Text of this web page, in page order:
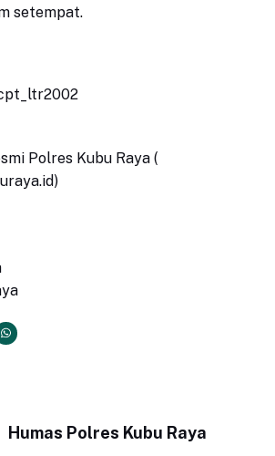
setempat.
Polres Kubu Raya (
Humas Polres Kubu Raya